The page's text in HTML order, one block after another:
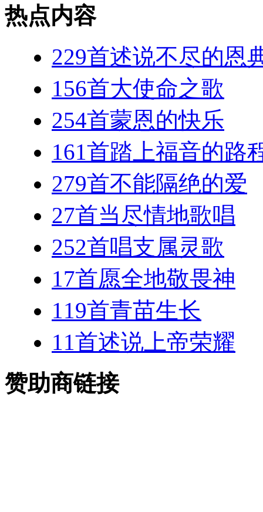
热点内容
229首述说不尽的恩
156首大使命之歌
254首蒙恩的快乐
161首踏上福音的路
279首不能隔绝的爱
27首当尽情地歌唱
252首唱支属灵歌
17首愿全地敬畏神
119首青苗生长
11首述说上帝荣耀
赞助商链接